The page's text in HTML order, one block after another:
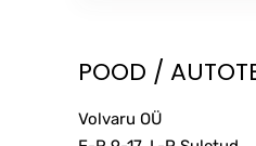
POOD /
Volvaru OÜ